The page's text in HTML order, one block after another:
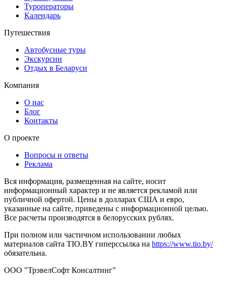
Туроператоры
Календарь
Путешествия
Автобусные туры
Экскурсии
Отдых в Беларуси
Компания
О нас
Блог
Контакты
О проекте
Вопросы и ответы
Реклама
Вся информация, размещенная на сайте, носит
информационный характер и не является рекламой или
публичной офертой. Цены в долларах США и евро,
указанные на сайте, приведены с информационной целью.
Все расчеты производятся в белорусских рублях.
При полном или частичном использовании любых
материалов сайта TIO.BY гиперссылка на https://www.tio.by/
обязательна.
ООО "ТрэвелСофт Консалтинг"